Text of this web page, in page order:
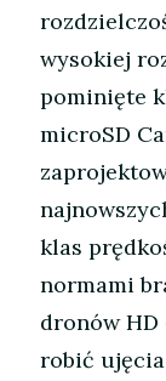
wysokiej
pominięte
microSD
klas
normami
dronów HD
robić